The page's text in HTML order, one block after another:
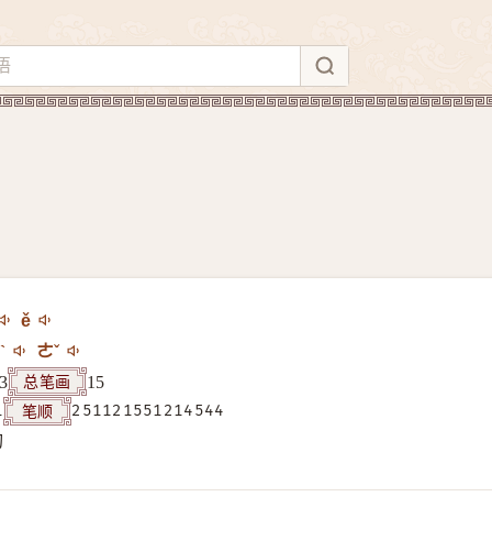
ě
ㄜˇ
3
总笔画
15
笔顺
251121551214544